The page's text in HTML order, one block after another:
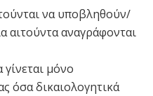
να υποβληθούν/
αιτούντα αναγράφονται
μόνο
όσα δικαιολογητικά